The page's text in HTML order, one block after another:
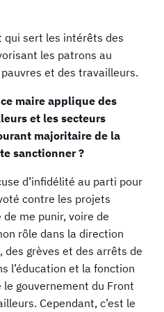
qui sert les intérêts des
les patrons au
et des travailleurs.
maire applique des
et les secteurs
majoritaire de la
sanctionner ?
d’infidélité au parti pour
contre les projets
me punir, voire de
rôle dans la direction
grèves et des arrêts de
l’éducation et la fonction
gouvernement du Front
Cependant, c’est le